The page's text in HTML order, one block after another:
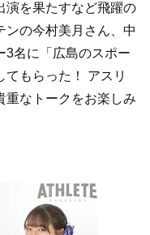
演を果たすなど飛躍の
ンの今村美月さん、中
3名に「広島のスポー
もらった！ アスリ
重なトークをお楽しみ